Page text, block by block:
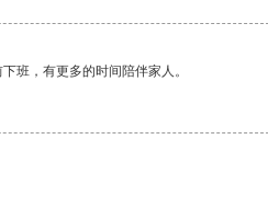
班，有更多的时间陪伴家人。